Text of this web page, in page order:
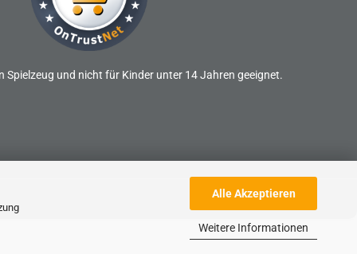
Alle Akzeptieren
Weitere Informationen
Spielzeug und nicht für Kinder unter 14 Jahren geeignet.